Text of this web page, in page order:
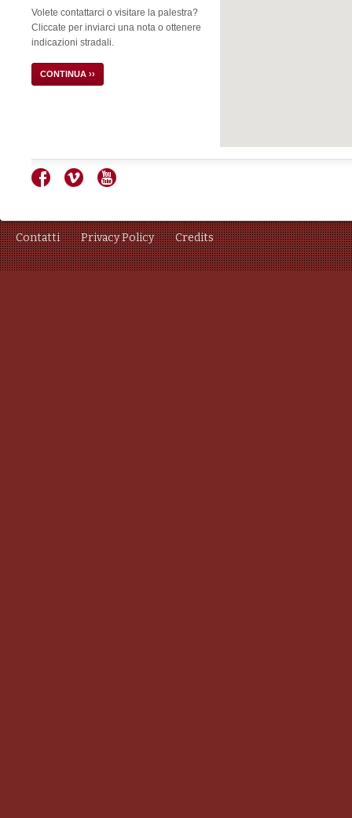
Volete contattarci o visitare la palestra?
Cliccate per inviarci una nota o ottenere
indicazioni stradali.
CONTINUA ››
Contatti Privacy Policy Credits